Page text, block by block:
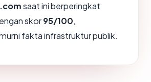
saat ini berperingkat
skor95/100,
fakta infrastruktur publik.